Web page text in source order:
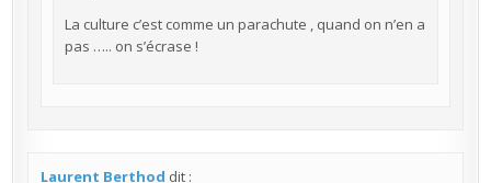
La culture c’est comme un parachute , quand on n’en a
pas ….. on s’écrase !
Laurent Berthod dit :